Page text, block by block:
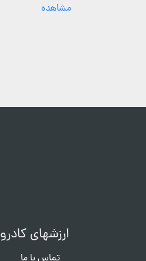
مشاهده
ارزشهای کادرو